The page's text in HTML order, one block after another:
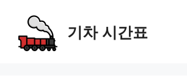
content
기차 시간표